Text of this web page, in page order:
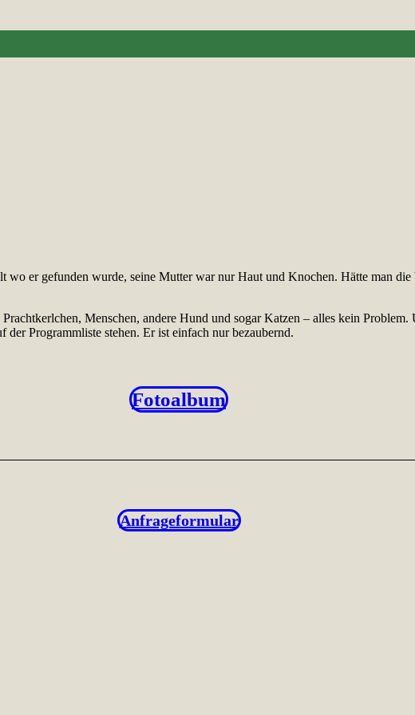
wo er gefunden wurde, seine Mutter war nur Haut und Knochen. Hätte man
Menschen, andere Hund und sogar Katzen – alles kein
Programmliste stehen. Er ist einfach nur bezaubernd.
Fotoalbum
Anfrageformular